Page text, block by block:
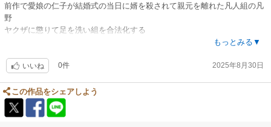
前作で愛娘の仁子が結婚式の当日に婿を殺されて親元を離れた凡人組の凡
野
ヤクザに懲りて足を洗い組を合法化する
しかし別の組から芯までヤクザのこてっちゃんこと古手川牛吉が移籍して
仁子も帰ってきて家族や組員たちとの生活は戻ってくる
凡野はこの漫画の30年後に静かなるドンで鬼州組の暫定的な組長を務めて
もっとみる▼
いいね 0件 2025年8月30日
この作品をシェアしよう